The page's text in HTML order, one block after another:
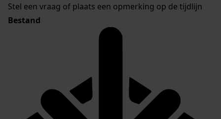
Stel een vraag of plaats een opmerking op de tijdlijn
Bestand